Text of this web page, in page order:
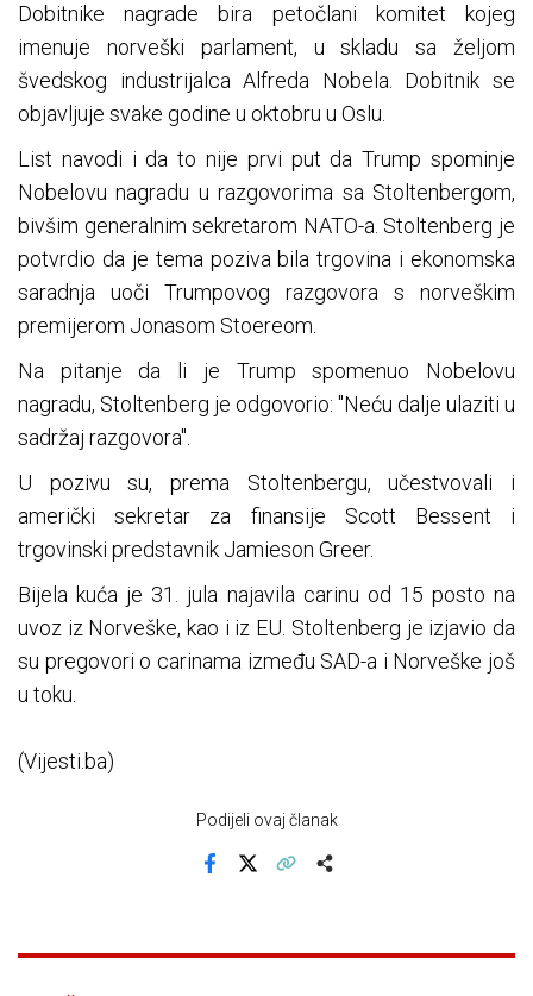
Dobitnike nagrade bira petočlani komitet kojeg
imenuje norveški parlament, u skladu sa željom
švedskog industrijalca Alfreda Nobela. Dobitnik se
objavljuje svake godine u oktobru u Oslu.
List navodi i da to nije prvi put da Trump spominje
Nobelovu nagradu u razgovorima sa Stoltenbergom,
bivšim generalnim sekretarom NATO-a. Stoltenberg je
potvrdio da je tema poziva bila trgovina i ekonomska
saradnja uoči Trumpovog razgovora s norveškim
premijerom Jonasom Stoereom.
Na pitanje da li je Trump spomenuo Nobelovu
nagradu, Stoltenberg je odgovorio: "Neću dalje ulaziti u
sadržaj razgovora".
U pozivu su, prema Stoltenbergu, učestvovali i
američki sekretar za finansije Scott Bessent i
trgovinski predstavnik Jamieson Greer.
Bijela kuća je 31. jula najavila carinu od 15 posto na
uvoz iz Norveške, kao i iz EU. Stoltenberg je izjavio da
su pregovori o carinama između SAD-a i Norveške još
u toku.
(Vijesti.ba)
Podijeli ovaj članak